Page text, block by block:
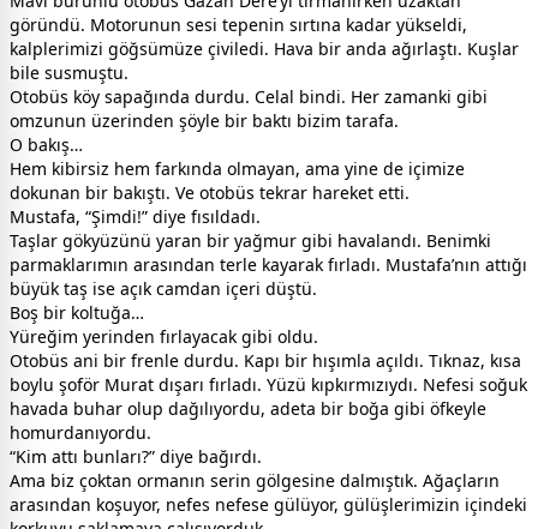
göründü. Motorunun sesi tepenin sırtına kadar yükseldi,
kalplerimizi göğsümüze çiviledi. Hava bir anda ağırlaştı. Kuşlar
bile susmuştu.
Otobüs köy sapağında durdu. Celal bindi. Her zamanki gibi
omzunun üzerinden şöyle bir baktı bizim tarafa.
O bakış…
Hem kibirsiz hem farkında olmayan, ama yine de içimize
dokunan bir bakıştı. Ve otobüs tekrar hareket etti.
Mustafa, “Şimdi!” diye fısıldadı.
Taşlar gökyüzünü yaran bir yağmur gibi havalandı. Benimki
parmaklarımın arasından terle kayarak fırladı. Mustafa’nın attığı
büyük taş ise açık camdan içeri düştü.
Boş bir koltuğa…
Yüreğim yerinden fırlayacak gibi oldu.
Otobüs ani bir frenle durdu. Kapı bir hışımla açıldı. Tıknaz, kısa
boylu şoför Murat dışarı fırladı. Yüzü kıpkırmızıydı. Nefesi soğuk
havada buhar olup dağılıyordu, adeta bir boğa gibi öfkeyle
homurdanıyordu.
“Kim attı bunları?” diye bağırdı.
Ama biz çoktan ormanın serin gölgesine dalmıştık. Ağaçların
arasından koşuyor, nefes nefese gülüyor, gülüşlerimizin içindeki